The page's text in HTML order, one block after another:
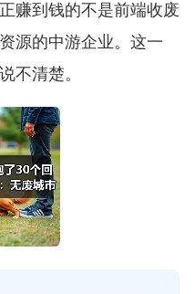
赚到钱的不是前端收废
源的中游企业。这一
不清楚。